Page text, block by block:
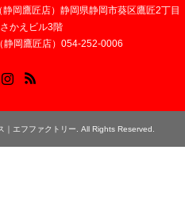
岡鷹匠店）静岡県静岡市葵区鷹匠2丁目
かえビル3階
静岡鷹匠店）054-252-0006
｜エフファクトリー . All Rights Reserved.